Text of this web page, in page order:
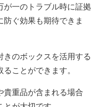
が一のトラブル時に証拠
ぐ効果も期待できま
きのボックスを活用する
ことができます。
貴重品が含まれる場合